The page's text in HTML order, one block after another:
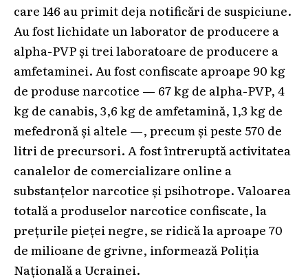
care 146 au primit deja notificări de suspiciune.
Au fost lichidate un laborator de producere a
alpha-PVP și trei laboratoare de producere a
amfetaminei. Au fost confiscate aproape 90 kg
de produse narcotice — 67 kg de alpha-PVP, 4
kg de canabis, 3,6 kg de amfetamină, 1,3 kg de
mefedronă și altele —, precum și peste 570 de
litri de precursori. A fost întreruptă activitatea
canalelor de comercializare online a
substanțelor narcotice și psihotrope. Valoarea
totală a produselor narcotice confiscate, la
prețurile pieței negre, se ridică la aproape 70
de milioane de grivne, informează Poliția
Națională a Ucrainei.